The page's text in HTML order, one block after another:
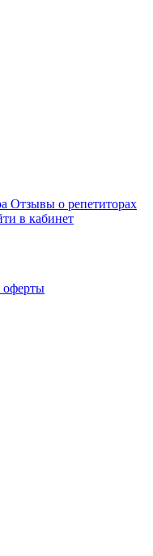
Отзывы о репетиторах
в кабинет
оферты